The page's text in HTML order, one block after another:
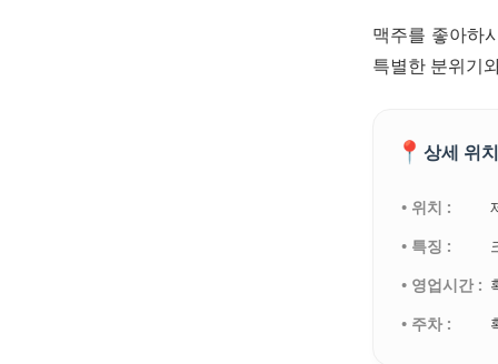
맥주를 좋아하
특별한 분위기
📍 상세 위
• 위치 :
• 특징 :
• 영업시간 :
• 주차 :